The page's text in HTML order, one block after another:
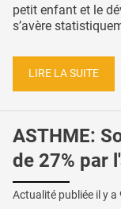
petit enfant et le
s’avère
LIRE LA SUITE
ASTHME:
de 27% par
Actualité publiée il y a